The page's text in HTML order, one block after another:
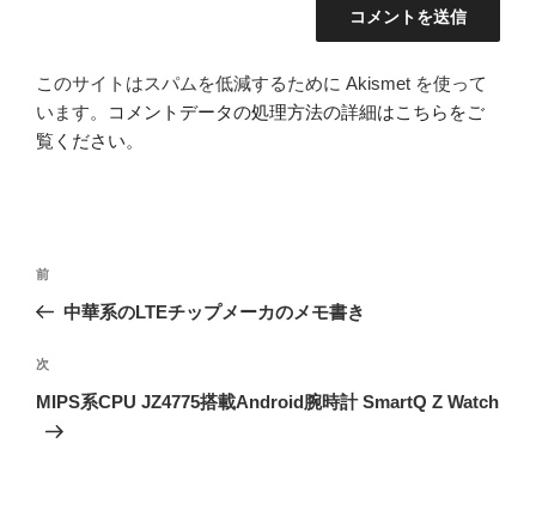
このサイトはスパムを低減するために Akismet を使って
います。
コメントデータの処理方法の詳細はこちらをご
覧ください。
投
ビ
ゲ
ー
前
の
稿
前
中華系のLTEチップメーカのメモ書き
次
の
次
MIPS系CPU JZ4775搭載Android腕時計 SmartQ Z Watch